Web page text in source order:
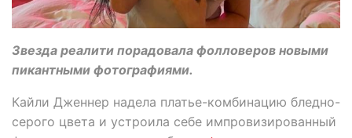
Звезда реалити порадовала фолловеров новыми
пикантными фотографиями.
Кайли Дженнер надела платье-комбинацию бледно-
серого цвета и устроила себе импровизированный